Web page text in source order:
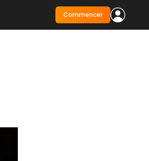
Commencer